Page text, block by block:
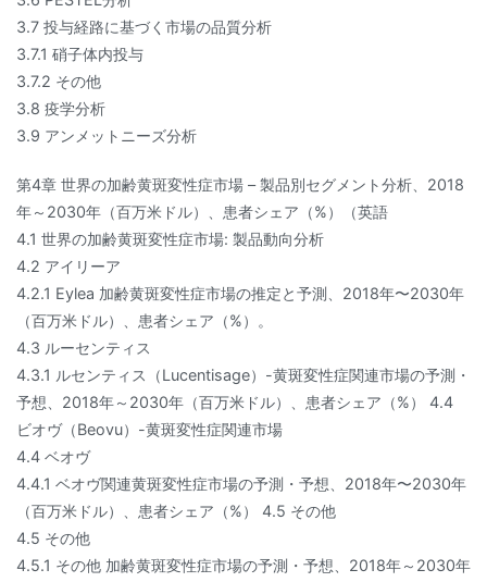
3.7 投与経路に基づく市場の品質分析
3.7.1 硝子体内投与
3.7.2 その他
3.8 疫学分析
3.9 アンメットニーズ分析
第4章 世界の加齢黄斑変性症市場 – 製品別セグメント分析、2018
年～2030年（百万米ドル）、患者シェア（%）（英語
4.1 世界の加齢黄斑変性症市場: 製品動向分析
4.2 アイリーア
4.2.1 Eylea 加齢黄斑変性症市場の推定と予測、2018年〜2030年
（百万米ドル）、患者シェア（%）。
4.3 ルーセンティス
4.3.1 ルセンティス（Lucentisage）-黄斑変性症関連市場の予測・
予想、2018年～2030年（百万米ドル）、患者シェア（%） 4.4
ビオヴ（Beovu）-黄斑変性症関連市場
4.4 ベオヴ
4.4.1 ベオヴ関連黄斑変性症市場の予測・予想、2018年〜2030年
（百万米ドル）、患者シェア（%） 4.5 その他
4.5 その他
4.5.1 その他 加齢黄斑変性症市場の予測・予想、2018年～2030年